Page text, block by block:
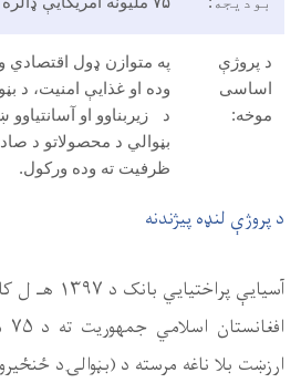
کرنیزو محصولاتو
د ځنځیروي ارزښت
او همدارنګه د
پراختیا لپاره ملي
د ۱۳۹۷ هـ ل کال د تلي په میاشت کې د
ه امریکايې ډالرو په
ارزښت د ودې سکتوري